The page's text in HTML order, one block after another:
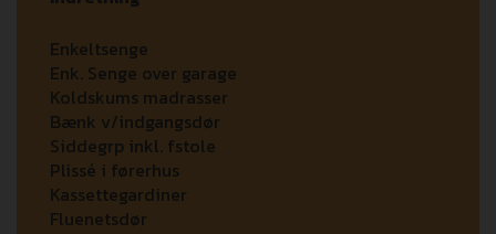
Enkeltsenge
Enk. Senge over garage
Koldskums madrasser
Bænk v/indgangsdør
Siddegrp inkl. fstole
Plissé i førerhus
Kassettegardiner
Fluenetsdør